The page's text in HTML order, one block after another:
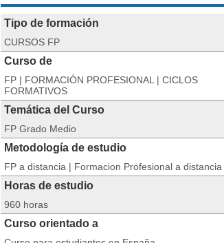
Tipo de formación
CURSOS FP
Curso de
FP | FORMACIÓN PROFESIONAL | CICLOS
FORMATIVOS
Temática del Curso
FP Grado Medio
Metodología de estudio
FP a distancia | Formacion Profesional a
Horas de estudio
960 horas
Curso orientado a